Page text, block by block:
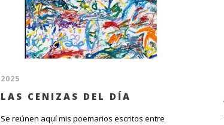
2025
LAS CENIZAS DEL DÍA
Se reúnen aquí mis poemarios escritos entre